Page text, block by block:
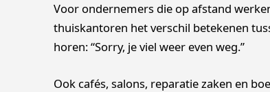
Voor ondernemers die op afstand
thuiskantoren het verschil betekenen
horen: “Sorry, je viel weer even weg.”
Ook cafés, salons, reparatie zaken en